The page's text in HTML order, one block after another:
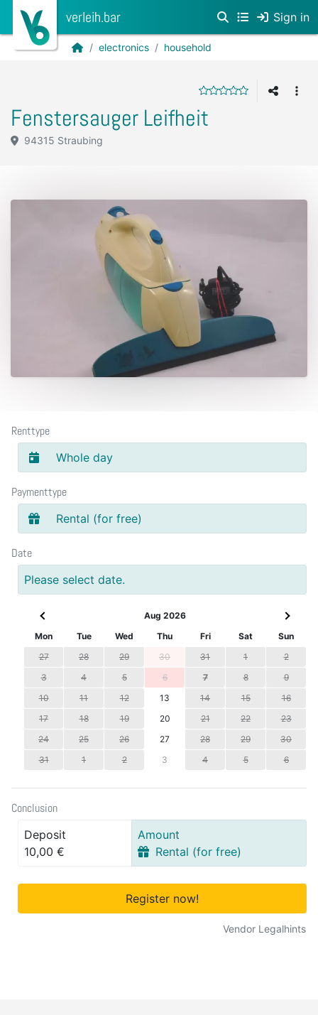
verleih.bar Sign in
electronics household
Fenstersauger Leifheit
94315 Straubing
Renttype
Whole day
Paymenttype
Rental (for free)
Date
Please select date.
Aug 2026
Mon
Tue Wed Thu Fri Sat
Sun
27
28 29 30 31 1
2
3
4 5 6 7 8
9
10
11 12 13 14 15
16
17
18 19 20 21 22
23
24
25 26 27 28 29
30
31
1 2 3 4 5 6
Conclusion
Deposit
10,00 €
Amount
Rental (for free)
Register now!
Vendor Legalhints